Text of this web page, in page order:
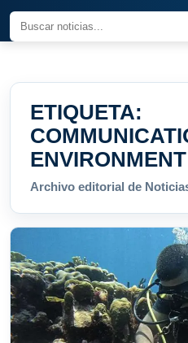
ETIQUETA:
ENVIRONMENT
Archivo editorial de